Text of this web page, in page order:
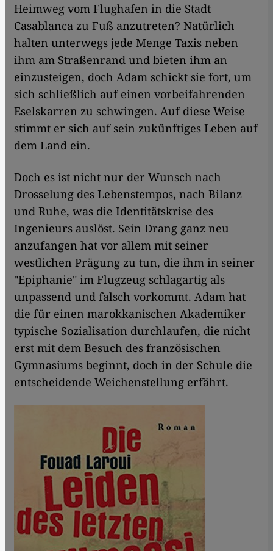
Heimweg vom Flughafen in die Stadt
Casablanca zu Fuß anzutreten? Natürlich
halten unterwegs jede Menge Taxis neben
ihm am Straßenrand und bieten ihm an
einzusteigen, doch Adam schickt sie fort, um
sich schließlich auf einen vorbeifahrenden
Eselskarren zu schwingen. Auf diese Weise
stimmt er sich auf sein zukünftiges Leben auf
dem Land ein.
Doch es ist nicht nur der Wunsch nach
Drosselung des Lebenstempos, nach Bilanz
und Ruhe, was die Identitätskrise des
Ingenieurs auslöst. Sein Drang ganz neu
anzufangen hat vor allem mit seiner
westlichen Prägung zu tun, die ihm in seiner
"Epiphanie" im Flugzeug schlagartig als
unpassend und falsch vorkommt. Adam hat
die für einen marokkanischen Akademiker
typische Sozialisation durchlaufen, die nicht
erst mit dem Besuch des französischen
Gymnasiums beginnt, doch in der Schule die
entscheidende Weichenstellung erfährt.